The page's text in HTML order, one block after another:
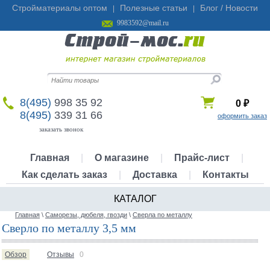
Стройматериалы оптом Полезные статьи Блог / Новости
9983592@mail.ru
8(495) 998 35 92
8(495) 339 31 66
заказать звонок
0 ₽
оформить заказ
Главная О магазине Прайс-лист
Как сделать заказ
Доставка Контакты
КАТАЛОГ
Главная \ Саморезы, дюбеля, гвозди \ Сверла по металлу
Сверло по металлу 3,5 мм
Обзор Отзывы 0